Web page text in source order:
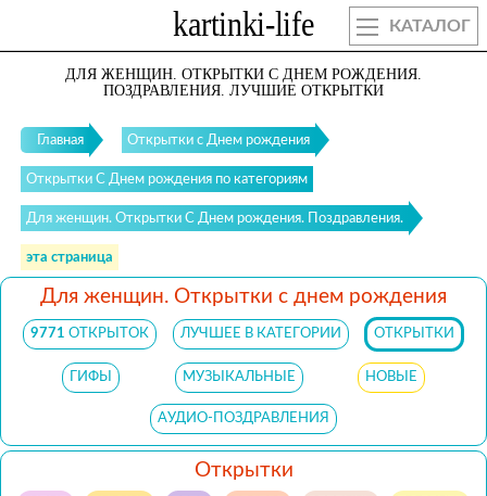
КАТАЛОГ
ДЛЯ ЖЕНЩИН. ОТКРЫТКИ С ДНЕМ РОЖДЕНИЯ.
ПОЗДРАВЛЕНИЯ. ЛУЧШИЕ ОТКРЫТКИ
Главная Открытки с Днем рождения
Открытки С Днем рождения по категориям
Для женщин. Открытки С Днем рождения. Поздравления.
эта страница
Для женщин. Открытки с днем рождения
9771 ОТКРЫТОК ЛУЧШЕЕ В КАТЕГОРИИ ОТКРЫТКИ
ГИФЫ МУЗЫКАЛЬНЫЕ НОВЫЕ
АУДИО-ПОЗДРАВЛЕНИЯ
Открытки